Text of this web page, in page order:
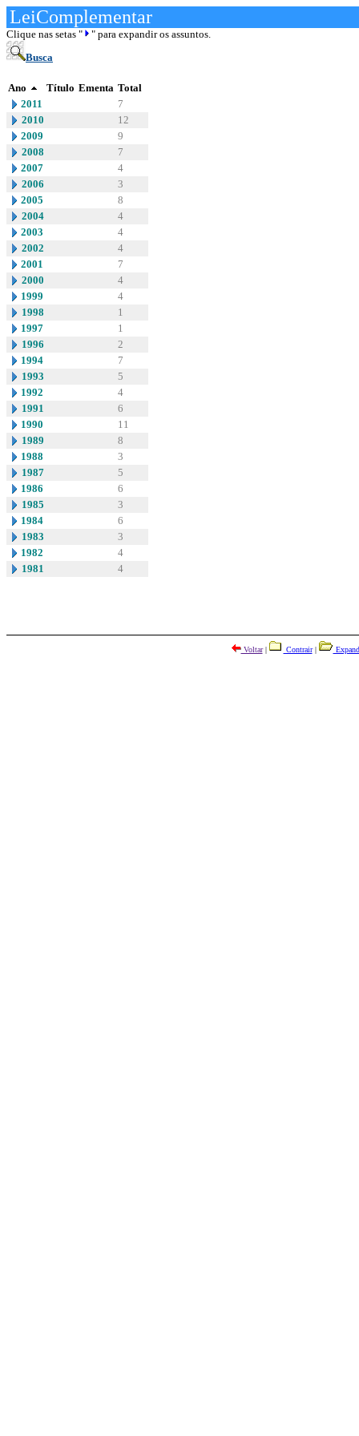
LeiComplementar
Clique nas setas "
" para expandir os assuntos.
Busca
Ano Título Ementa Total
2011
7
2010
12
2009
9
2008
7
2007
4
2006
3
2005
8
2004
4
2003
4
2002
4
2001
7
2000
4
1999
4
1998
1
1997
1
1996
2
1994
7
1993
5
1992
4
1991
6
1990
11
1989
8
1988
3
1987
5
1986
6
1985
3
1984
6
1983
3
1982
4
1981
4
Voltar| Contrair|